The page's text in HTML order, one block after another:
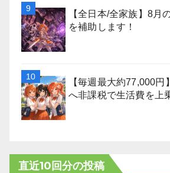
【全日本/全家族】8月
を補助します！
【毎週最大約77,000
へ非課税で生活費を上
直近10回分の投稿